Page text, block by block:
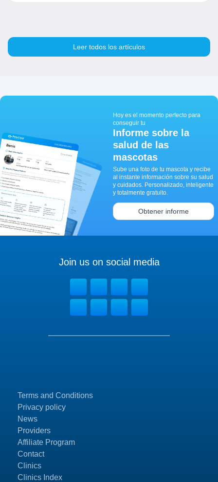
Leer todos los artículos
Hoy es el momento perfecto para
conseguir tu
Informe sobre la
salud de las
mascotas
Sube una foto de tu mascota y recibe
al instante información sobre su salud
y cuidados. Personalizado, inteligente
y totalmente gratuito.
Obtener informe
Terms and Conditions
Privacy policy
News
Providers
Affiliate Program
Contact
Clinics
Clinics Index
Join us on social media